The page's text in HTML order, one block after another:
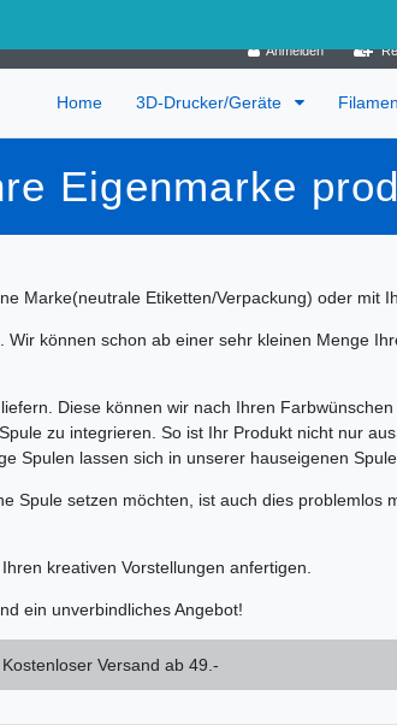
Anmelden
Home 3D-Drucker/Geräte
Eigenmarke
Marke(neutrale Etiketten/Verpackung) oder mit
können schon ab einer sehr kleinen Menge
Diese können wir nach Ihren
zu integrieren. So ist Ihr Produkt nicht nur
Spulen lassen sich in unserer hauseigenen
Spule setzen möchten, ist auch dies problemlos
kreativen Vorstellungen anfertigen.
ein unverbindliches Angebot!
Kostenloser Versand ab 49.-